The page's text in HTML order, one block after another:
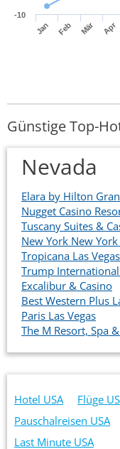
Jan Feb Mär Apr
-10
Günstige Top-
Nevada
Elara by Hilton
Nugget Casino
Tuscany Suites &
New York New
Tropicana Las
Trump
Excalibur & Casino
Best Western Plus
Paris Las Vegas
The M Resort, Spa
Hotel USA Flüge
Pauschalreisen USA
Last Minute USA